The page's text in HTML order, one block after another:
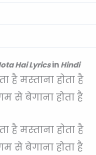
HaiLyricsinHindi
है मस्ताना होता है
से बेगाना होता है
है मस्ताना होता है
से बेगाना होता है